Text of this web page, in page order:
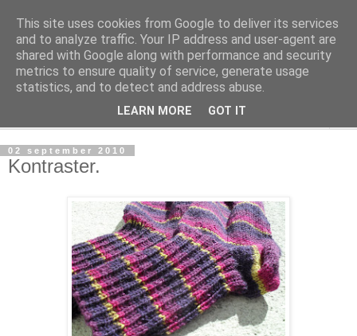
mönsterlöst
virkning och stickning maskor och varv, mönsterlöst
02 september 2010
Kontraster.
This site uses cookies from Google to deliver its services
and to analyze traffic. Your IP address and user-agent are
shared with Google along with performance and security
metrics to ensure quality of service, generate usage
statistics, and to detect and address abuse.
LEARN MORE GOT IT